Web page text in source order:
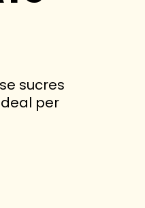
sucres
per